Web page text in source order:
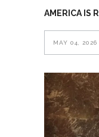
AMERICA IS
MAY 04, 2026